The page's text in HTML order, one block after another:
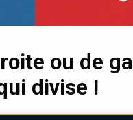
ou de
divise !